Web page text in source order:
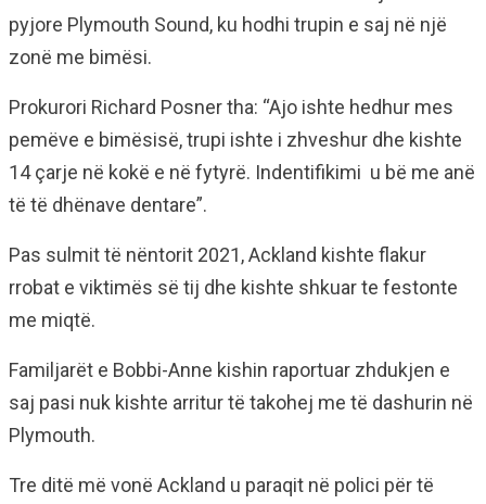
pyjore Plymouth Sound, ku hodhi trupin e saj në një
zonë me bimësi.
Prokurori Richard Posner tha: “Ajo ishte hedhur mes
pemëve e bimësisë, trupi ishte i zhveshur dhe kishte
14 çarje në kokë e në fytyrë. Indentifikimi u bë me anë
të të dhënave dentare”.
Pas sulmit të nëntorit 2021, Ackland kishte flakur
rrobat e viktimës së tij dhe kishte shkuar te festonte
me miqtë.
Familjarët e Bobbi-Anne kishin raportuar zhdukjen e
saj pasi nuk kishte arritur të takohej me të dashurin në
Plymouth.
Tre ditë më vonë Ackland u paraqit në polici për të